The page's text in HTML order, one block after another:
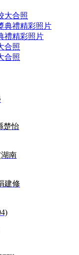
大合照
典禮精彩照片
禮精彩照片
合照
合照
楚怡
南
建修